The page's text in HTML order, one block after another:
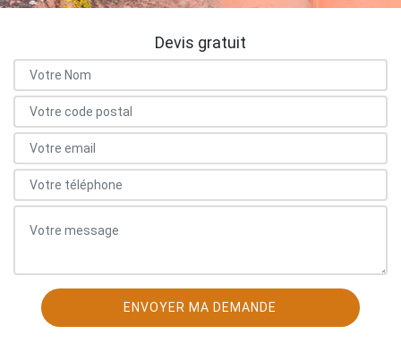
Devis gratuit